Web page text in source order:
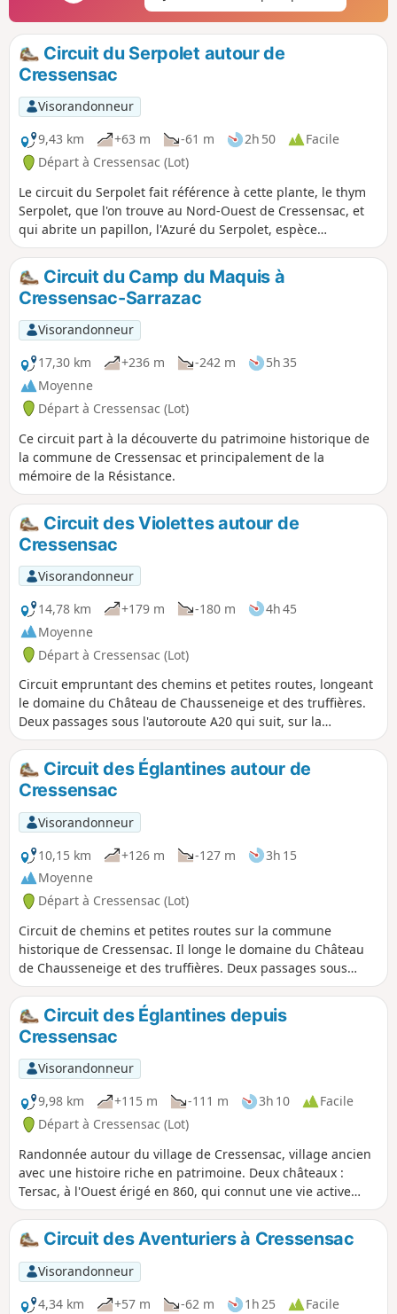
Circuit du Serpolet autour de
Cressensac
Visorandonneur
9,43 km
+63 m -61 m 2h 50
Facile
Départ à Cressensac (Lot)
Le circuit du Serpolet fait référence à cette plante, le thym
Serpolet, que l'on trouve au Nord-Ouest de Cressensac, et
qui abrite un papillon, l'Azuré du Serpolet, espèce
gravement menacée. Il passe par le hameau de Neyragues,
avec son four à pain et son puits, puis offre une vue sur le
château de Tersac.
Circuit du Camp du Maquis à
Cressensac-Sarrazac
Visorandonneur
17,30 km
+236 m -242 m
5h 35
Moyenne
Départ à Cressensac (Lot)
Ce circuit part à la découverte du patrimoine historique de
la commune de Cressensac et principalement de la
mémoire de la Résistance.
Circuit des Violettes autour de
Cressensac
Visorandonneur
14,78 km
+179 m -180 m
4h 45
Moyenne
Départ à Cressensac (Lot)
Circuit empruntant des chemins et petites routes, longeant
le domaine du Château de Chausseneige et des truffières.
Deux passages sous l'autoroute A20 qui suit, sur la
commune, la vallée de l'ancienne Rivière l'Orupt, devenue
souterraine suite à un tremblement de terre au XVème
siècle.Circuit des Églantines autour de
Cressensac
Visorandonneur
10,15 km
+126 m -127 m
3h 15
Moyenne
Départ à Cressensac (Lot)
Circuit de chemins et petites routes sur la commune
historique de Cressensac. Il longe le domaine du Château
de Chausseneige et des truffières. Deux passages sous
l'autoroute A20 qui longe sur la commune le tracé de la
Rivière l'Orupt, aujourd'hui, souterraine suite à un
tremblement de terre au XVe siècle.
Circuit des Églantines depuis
Cressensac
Visorandonneur
9,98 km
+115 m -111 m 3h 10
Facile
Départ à Cressensac (Lot)
Randonnée autour du village de Cressensac, village ancien
avec une histoire riche en patrimoine. Deux châteaux :
Tersac, à l'Ouest érigé en 860, qui connut une vie active
sous Henri IV, aujourd'hui en ruine ; Chausseneige,
propriété privée, à l'Est, édifié au XIIe siècle et reconstruit
au XIIe siècle, en style Renaissance. Un presbytère au cœur
du village. En 1789, la paroisse devient une commune,
après avoir fait partie de la Vicomté de Turenne au IXe
siècle.
Circuit des Aventuriers à Cressensac
Visorandonneur
4,34 km
+57 m -62 m 1h 25
Facile